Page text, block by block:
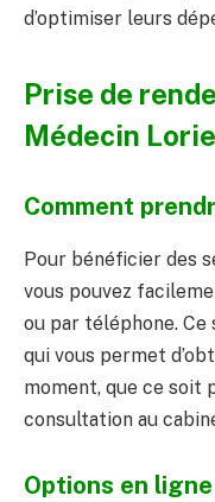
d’optimiser leurs
Prise de
Médecin
Comment
Pour bénéficier des
vous pouvez
ou par téléphone.
qui vous permet
moment, que ce soit
consultation au
Options en